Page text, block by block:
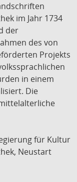
im Jahr 1734
der
des von
Projekts
in einem
Die
für Kultur
Neustart